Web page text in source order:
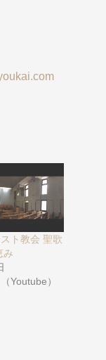
ト教会 聖歌
み
Youtube）